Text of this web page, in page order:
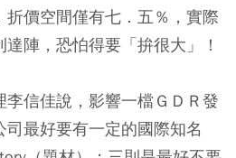
價空間僅有七．五％，實際
陣，恐怕得要「拚很大」！
信佳說，影響一檔ＧＤＲ發
最好要有一定的國際知名